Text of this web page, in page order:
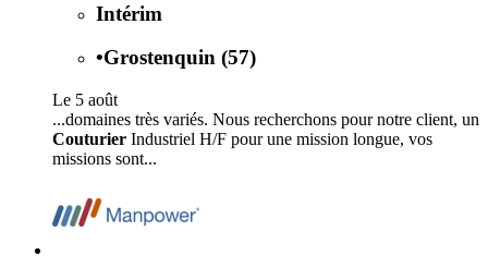
Intérim
•Grostenquin (57)
Le 5 août
...domaines très variés. Nous recherchons pour notre client, un
Couturier Industriel H/F pour une mission longue, vos
missions sont...